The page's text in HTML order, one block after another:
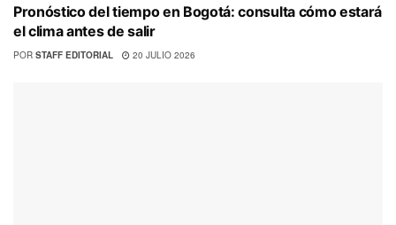
Pronóstico del tiempo en Bogotá: consulta cómo estará
el clima antes de salir
POR STAFF EDITORIAL 20 JULIO 2026